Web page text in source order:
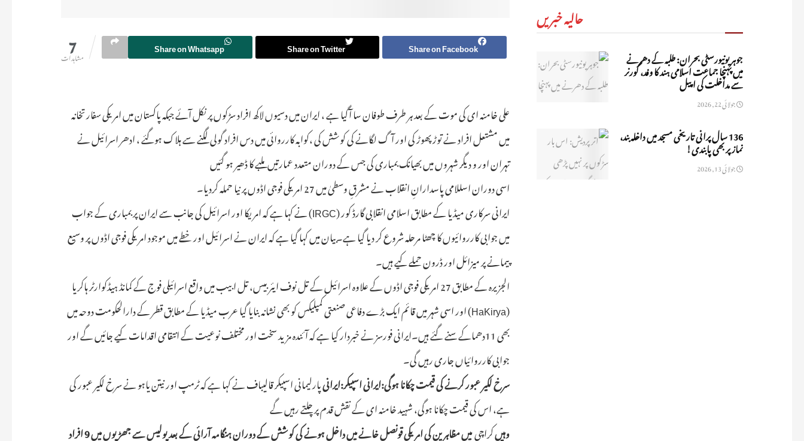
7
مشاہدات Share on Facebook
Share on Twitter
Share on Whatsapp
علی خامنہ ای کی موت کے بعد ہر طرف طوفان سا آگیا ہے ، ایران میں دسیوں لاکھ افراد سڑکوں پر نکل آئے جبکہ پاکستان میں امریکی سفارتخانہ
میں مشتعل افراد نے توڑ پھوڑ کی اور آگ لگانے کی کوشش کی ،کوابہ کارروائی میں دس افراد گولی لگنے سے ہلاک ہوگئے ، ادھر اسرائیل نے
تہران اور و دیگر شہروں میں بھیانک بمباری کی جس کے دوران متعدد عمارتیں ملبے کا ڈھیر ہو گئیں
اسی دوران اسللامی پاسدارانِ انقلاب نے مشرقِ وسطیٰ میں 27 امریکی فوجی اڈوں پر نیا حملہ کردیا۔
ایرانی سرکاری میڈیا کے مطابق اسلامی انقلابی گارڈ کور (IRGC) نے کہا ہے کہ امریکا اور اسرائیل کی جانب سے ایران پر بمباری کے جواب
میں جوابی کارروائیوں کا چھٹا مرحلہ شروع کر دیا گیا ہے۔بیان میں کہا گیا ہے کہ ایران نے اسرائیل اور خطے میں موجود امریکی فوجی اڈوں پر وسیع
پیمانے پر میزائل اور ڈرون حملے کیے ہیں۔
الجزیرہ کے مطابق 27 امریکی فوجی اڈوں کے علاوہ اسرائیل کے تل نوف ایئربیس، تل ابیب میں واقع اسرائیلی فوج کے کمانڈ ہیڈکوارٹر ہاکریا
(HaKirya) اور اسی شہر میں قائم ایک بڑے دفاعی صنعتی کمپلیکس کو بھی نشانہ بنایا گیا عرب میڈیا کے مطابق قطر کے دارالحکومت دوحہ میں
بھی 11دھماکے سنے گئے ہیں۔ایرانی فورسز نے خبردار کیا ہے کہ آئندہ مزید سخت اور مختلف نوعیت کے انتقامی اقدامات کیے جائیں گے اور
جوابی کارروائیاں جاری رہیں گی۔
سرخ لکیر عبور کرنے کی قیمت چکانا ہوگی:ایرانی اسپیکر:ایرانیپارلیمانی اسپیکر قالیباف نے کہا ہے کہ ٹرمپ اور نیتن یاہو نے سرخ لکیر عبور کی
ہے، اس کی قیمت چکانا ہوگی، شہید خامنہ ای کے نقش قدم پر چلتے رہیں گے
وہیںکراچی
میں مظاہرین کی امریکی قونصل خانے میں داخل ہونے کی کوشش کے دوران ہنگامہ آرائی کے بعد پولیس سے جھڑپوں میں 9 افراد
حالیہ خبریں
جوہر یونیورسٹی بحران: طلبہ کے دھرنے
میں پہنچا جماعت اسلامی ہند کا وفد، گورنر
سے مداخلت کی اپیل
جولائی 22, 2026
136 سال پرانی تاریخی مسجد میں داخلہ بند،
نماز پر بھی پابندی!
جولائی 13, 2026